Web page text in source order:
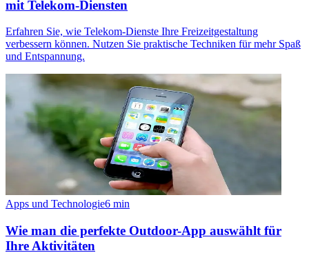
mit Telekom-Diensten
Erfahren Sie, wie Telekom-Dienste Ihre Freizeitgestaltung
verbessern können. Nutzen Sie praktische Techniken für mehr Spaß
und Entspannung.
Apps und Technologie6 min
Wie man die perfekte Outdoor-App auswählt für
Ihre Aktivitäten